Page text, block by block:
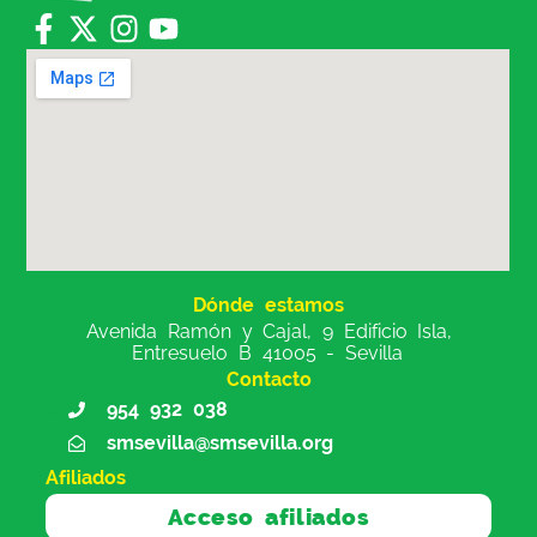
Dónde estamos
Avenida Ramón y Cajal, 9 Edificio Isla,
Entresuelo B 41005 - Sevilla
Contacto
954 932 038
smsevilla@smsevilla.org
Afiliados
Acceso afiliados